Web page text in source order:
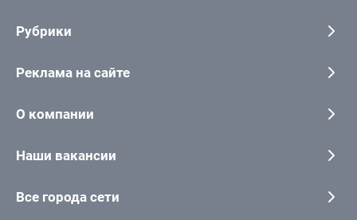
Рубрики
Реклама на сайте
О компании
Наши вакансии
Все города сети